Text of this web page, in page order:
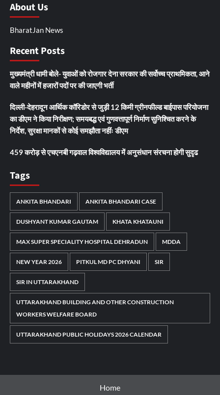
About Us
BharatJan News
Recent Posts
मुख्यमंत्री धामी बोले- युवाओं को रोजगार देना सरकार की सर्वोच्च प्राथमिकता, आने
वाले महीनों में हजारों पदों पर की जाएगी भर्ती
दिल्ली-देहरादून आर्थिक कॉरिडोर से जुड़ी 12 किमी ग्रीनफील्ड बाईपास परियोजना
का डीएम ने किया निरीक्षण; समयबद्ध एवं गुणवत्तापूर्ण निर्माण सुनिश्चित करने के
निर्देश, सुरक्षा मानकों से कोई समझौता नहींः डीएम
459 करोड़ से एचएनबी गढ़वाल विश्वविद्यालय में अनुसंधान संरचना होगी सुदृढ
Tags
ANKITA BHANDARI ANKITA BHANDARI CASE
DUSHYANT KUMAR GAUTAM KHATA KHATAUNI
MAX SUPER SPECIALITY HOSPITAL DEHRADUN MDDA
NEW YEAR 2026 PITKUL MD PC DHYANI SIR
SIR IN UTTARAKHAND
UTTARAKHAND BUILDING AND OTHER CONSTRUCTION
WORKERS WELFARE BOARD
UTTARAKHAND PUBLIC HOLIDAYS 2026 CALENDAR
Home